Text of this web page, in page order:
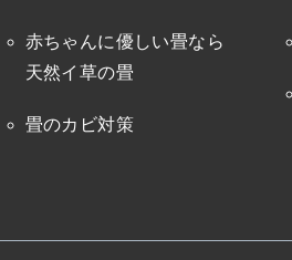
赤ちゃんに優しい畳なら
天然イ草の畳
畳のカビ対策